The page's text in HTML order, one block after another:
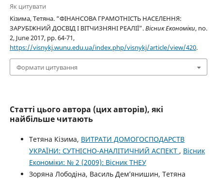
Як цитувати
Кізима, Тетяна. “ФІНАНСОВА ГРАМОТНІСТЬ НАСЕЛЕННЯ:
ЗАРУБІЖНИЙ ДОСВІД І ВІТЧИЗНЯНІ РЕАЛІЇ”.Вісник Економіки, no.
2, June 2017, pp. 64-71,
https://visnykj.wunu.edu.ua/index.php/visnykj/article/view/420.
Формати цитування
Статті цього автора (цих авторів), які
найбільше читають
Тетяна Кізима, ВИТРАТИ ДОМОГОСПОДАРСТВ
УКРАЇНИ: СУТНІСНО-АНАЛІТИЧНИЙ АСПЕКТ , Вісник
Економіки: № 2 (2009): Вісник ТНЕУ
Зоряна Лободіна, Василь Дем’янишин, Тетяна